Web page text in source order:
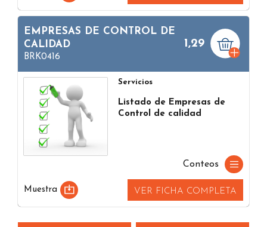
EMPRESAS DE CONTROL DE
CALIDAD
BRK0416
1,29
Servicios
Listado de Empresas de
Control de calidad
Conteos
Muestra VER FICHA COMPLETA